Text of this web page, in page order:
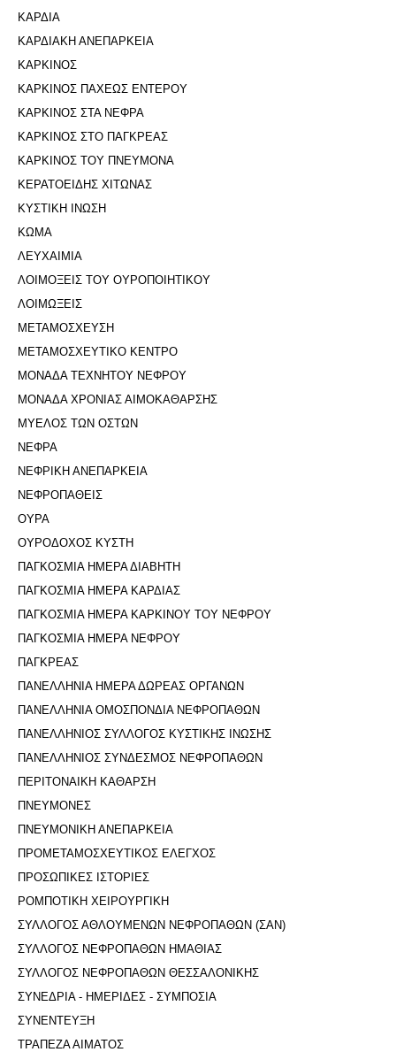
ΚΑΡΔΙΑ
ΚΑΡΔΙΑΚΗ ΑΝΕΠΑΡΚΕΙΑ
ΚΑΡΚΙΝΟΣ
ΚΑΡΚΙΝΟΣ ΠΑΧΕΩΣ ΕΝΤΕΡΟΥ
ΚΑΡΚΙΝΟΣ ΣΤΑ ΝΕΦΡΑ
ΚΑΡΚΙΝΟΣ ΣΤΟ ΠΑΓΚΡΕΑΣ
ΚΑΡΚΙΝΟΣ ΤΟΥ ΠΝΕΥΜΟΝΑ
ΚΕΡΑΤΟΕΙΔΗΣ ΧΙΤΩΝΑΣ
ΚΥΣΤΙΚΗ ΙΝΩΣΗ
ΚΩΜΑ
ΛΕΥΧΑΙΜΙΑ
ΛΟΙΜΟΞΕΙΣ ΤΟΥ ΟΥΡΟΠΟΙΗΤΙΚΟΥ
ΛΟΙΜΩΞΕΙΣ
ΜΕΤΑΜΟΣΧΕΥΣΗ
ΜΕΤΑΜΟΣΧΕΥΤΙΚΟ ΚΕΝΤΡΟ
ΜΟΝΑΔΑ ΤΕΧΝΗΤΟΥ ΝΕΦΡΟΥ
ΜΟΝΑΔΑ ΧΡΟΝΙΑΣ ΑΙΜΟΚΑΘΑΡΣΗΣ
ΜΥΕΛΟΣ ΤΩΝ ΟΣΤΩΝ
ΝΕΦΡΑ
ΝΕΦΡΙΚΗ ΑΝΕΠΑΡΚΕΙΑ
ΝΕΦΡΟΠΑΘΕΙΣ
ΟΥΡΑ
ΟΥΡΟΔΟΧΟΣ ΚΥΣΤΗ
ΠΑΓΚΟΣΜΙΑ ΗΜΕΡΑ ΔΙΑΒΗΤΗ
ΠΑΓΚΟΣΜΙΑ ΗΜΕΡΑ ΚΑΡΔΙΑΣ
ΠΑΓΚΟΣΜΙΑ ΗΜΕΡΑ ΚΑΡΚΙΝΟΥ ΤΟΥ ΝΕΦΡΟΥ
ΠΑΓΚΟΣΜΙΑ ΗΜΕΡΑ ΝΕΦΡΟΥ
ΠΑΓΚΡΕΑΣ
ΠΑΝΕΛΛΗΝΙΑ ΗΜΕΡΑ ΔΩΡΕΑΣ ΟΡΓΑΝΩΝ
ΠΑΝΕΛΛΗΝΙΑ ΟΜΟΣΠΟΝΔΙΑ ΝΕΦΡΟΠΑΘΩΝ
ΠΑΝΕΛΛΗΝΙΟΣ ΣΥΛΛΟΓΟΣ ΚΥΣΤΙΚΗΣ ΙΝΩΣΗΣ
ΠΑΝΕΛΛΗΝΙΟΣ ΣΥΝΔΕΣΜΟΣ ΝΕΦΡΟΠΑΘΩΝ
ΠΕΡΙΤΟΝΑΙΚΗ ΚΑΘΑΡΣΗ
ΠΝΕΥΜΟΝΕΣ
ΠΝΕΥΜΟΝΙΚΗ ΑΝΕΠΑΡΚΕΙΑ
ΠΡΟΜΕΤΑΜΟΣΧΕΥΤΙΚΟΣ ΕΛΕΓΧΟΣ
ΠΡΟΣΩΠΙΚΕΣ ΙΣΤΟΡΙΕΣ
ΡΟΜΠΟΤΙΚΗ ΧΕΙΡΟΥΡΓΙΚΗ
ΣΥΛΛΟΓΟΣ ΑΘΛΟΥΜΕΝΩΝ ΝΕΦΡΟΠΑΘΩΝ (ΣΑΝ)
ΣΥΛΛΟΓΟΣ ΝΕΦΡΟΠΑΘΩΝ ΗΜΑΘΙΑΣ
ΣΥΛΛΟΓΟΣ ΝΕΦΡΟΠΑΘΩΝ ΘΕΣΣΑΛΟΝΙΚΗΣ
ΣΥΝΕΔΡΙΑ - ΗΜΕΡΙΔΕΣ - ΣΥΜΠΟΣΙΑ
ΣΥΝΕΝΤΕΥΞΗ
ΤΡΑΠΕΖΑ ΑΙΜΑΤΟΣ